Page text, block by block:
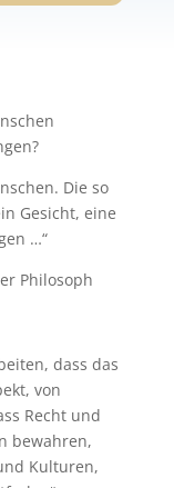
Die so
Gesicht, eine
…“
Philosoph
dass das
von
Recht und
bewahren,
Kulturen,